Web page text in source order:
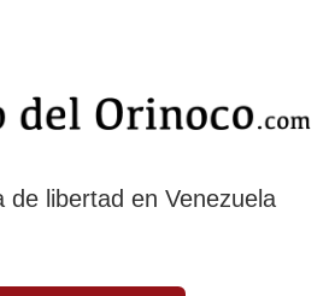
de libertad en Venezuela